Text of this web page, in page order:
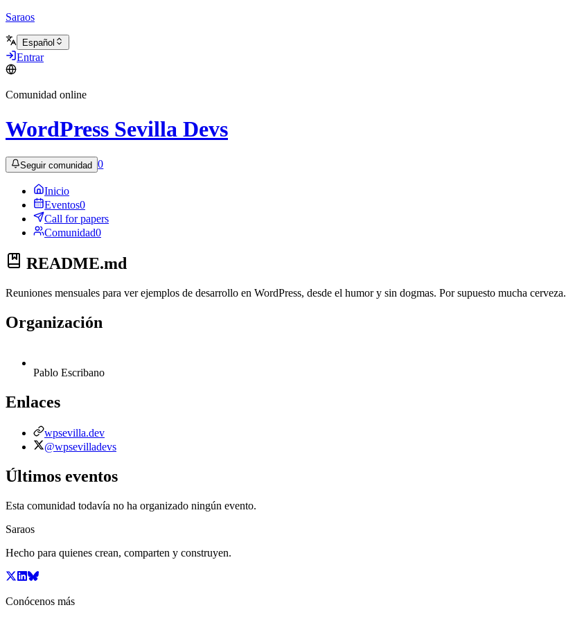
Saraos
Español
Entrar
Comunidad online
WordPress Sevilla Devs
Seguir comunidad 0
Inicio
Eventos0
Call for papers
Comunidad0
README.md
Reuniones mensuales para ver ejemplos de desarrollo en WordPress, desde el humor y sin dogmas. Por supuesto mucha cerveza.
Organización
Pablo Escribano
Enlaces
wpsevilla.dev
@wpsevilladevs
Últimos eventos
Esta comunidad todavía no ha organizado ningún evento.
Saraos
Hecho para quienes crean, comparten y construyen.
Conócenos más